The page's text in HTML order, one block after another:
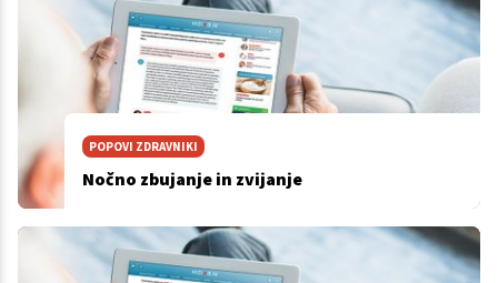
POPOVI ZDRAVNIKI
Nočno zbujanje in zvijanje